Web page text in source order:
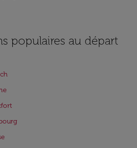
populaires au départ